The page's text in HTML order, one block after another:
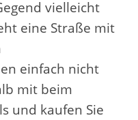
vielleicht
eine Straße mit
einfach nicht
mit beim
und kaufen Sie